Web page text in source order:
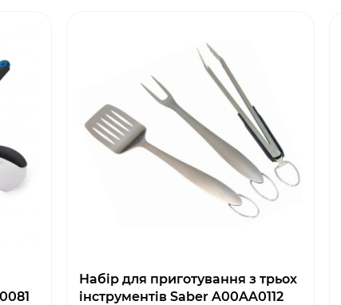
Набір для приготування з трьох
інструментів Saber A00AA0112